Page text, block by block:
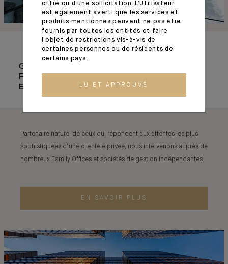
GÉRANTS DE
FORTUNE
EXTERNES
Partenaire naturel de ceux qui répondent aux attentes les plus
sophistiquées d’une clientèle privée, nous intervenons auprès de
nombreux Family Offices et sociétés de gestion indépendantes.
EN SAVOIR PLUS
offre ou d’une sollicitation. L’Utilisateur
est également averti que les services et
produits mentionnés peuvent ne pas être
fournis par toutes les entités et faire
l’objet de restrictions vis-à-vis de
certaines personnes ou de résidents de
certains pays.
LU ET APPROUVÉ